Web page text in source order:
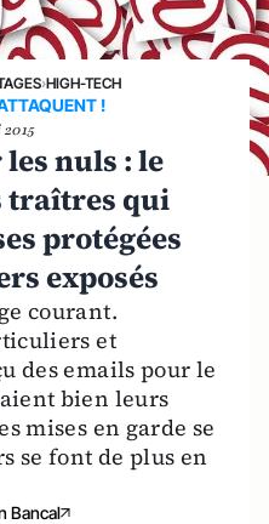
›HIGH-TECH
!
nuls : le
traîtres qui
protégées
exposés
courant.
et
des emails pour le
bien leurs
mises en garde se
se font de plus en
Bancal